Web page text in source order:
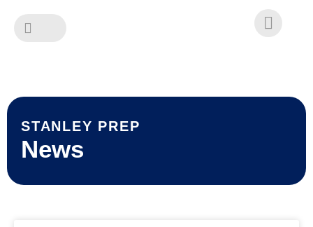
STANLEY PREP
News